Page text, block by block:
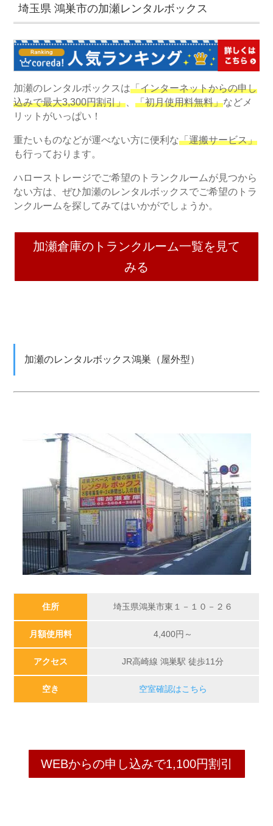
埼玉県 鴻巣市の加瀬レンタルボックス
加瀬のレンタルボックスは「インターネットからの申し
込みで最大3,300円割引」 、「初月使用料無料」などメ
リットがいっぱい！
重たいものなどが運べない方に便利な「運搬サービス」
も行っております。
ハローストレージでご希望のトランクルームが見つから
ない方は、ぜひ加瀬のレンタルボックスでご希望のトラ
ンクルームを探してみてはいかがでしょうか。
加瀬倉庫のトランクルーム一覧を見て
みる
加瀬のレンタルボックス鴻巣（屋外型）
住所 埼玉県鴻巣市東１－１０－２６
月額使用料 4,400円～
アクセス JR高崎線 鴻巣駅 徒歩11分
空き 空室確認はこちら
WEBからの申し込みで1,100円割引